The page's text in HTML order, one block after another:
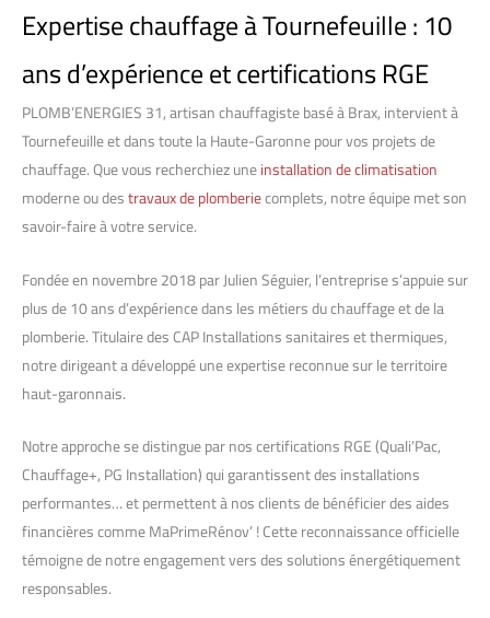
Expertise chauffage à Tournefeuille : 10
ans d’expérience et certifications RGE
PLOMB’ENERGIES 31, artisan chauffagiste basé à Brax, intervient à
Tournefeuille et dans toute la Haute-Garonne pour vos projets de
chauffage. Que vous recherchiez uneinstallation de climatisation
moderne ou destravaux de plomberiecomplets, notre équipe met son
savoir-faire à votre service.
Fondée en novembre 2018 par Julien Séguier, l’entreprise s’appuie sur
plus de 10 ans d’expérience dans les métiers du chauffage et de la
plomberie. Titulaire des CAP Installations sanitaires et thermiques,
notre dirigeant a développé une expertise reconnue sur le territoire
haut-garonnais.
Notre approche se distingue par nos certifications RGE (Quali’Pac,
Chauffage+, PG Installation) qui garantissent des installations
performantes… et permettent à nos clients de bénéficier des aides
financières comme MaPrimeRénov’ ! Cette reconnaissance officielle
témoigne de notre engagement vers des solutions énergétiquement
responsables.